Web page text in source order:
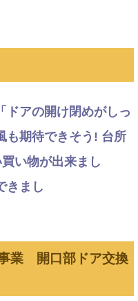
ドアの開け閉めがしっ
も期待できそう! 台所
い物が出来まし
きまし
業 開口部ドア交換